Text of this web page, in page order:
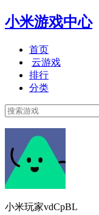
小米游戏中心
首页
云游戏
排行
分类
小米玩家vdCpBL